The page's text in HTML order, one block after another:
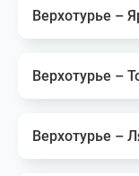
Верхотурье –
Верхотурье –
Верхотурье –